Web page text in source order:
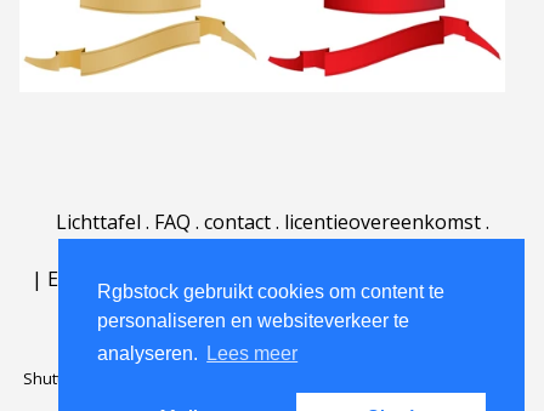
Rgbstock gebruikt cookies om content te
personaliseren en websiteverkeer te
analyseren.
Lees meer
Lichttafel . FAQ . contact. licentieovereenkomst.
| English | Deutsch Español | Português
Nederlands|
Shutterstock official partner of Rgbstock
Rgbstock